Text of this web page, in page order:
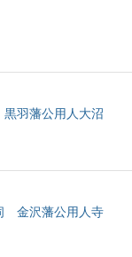
羽藩公用人大沼
金沢藩公用人寺